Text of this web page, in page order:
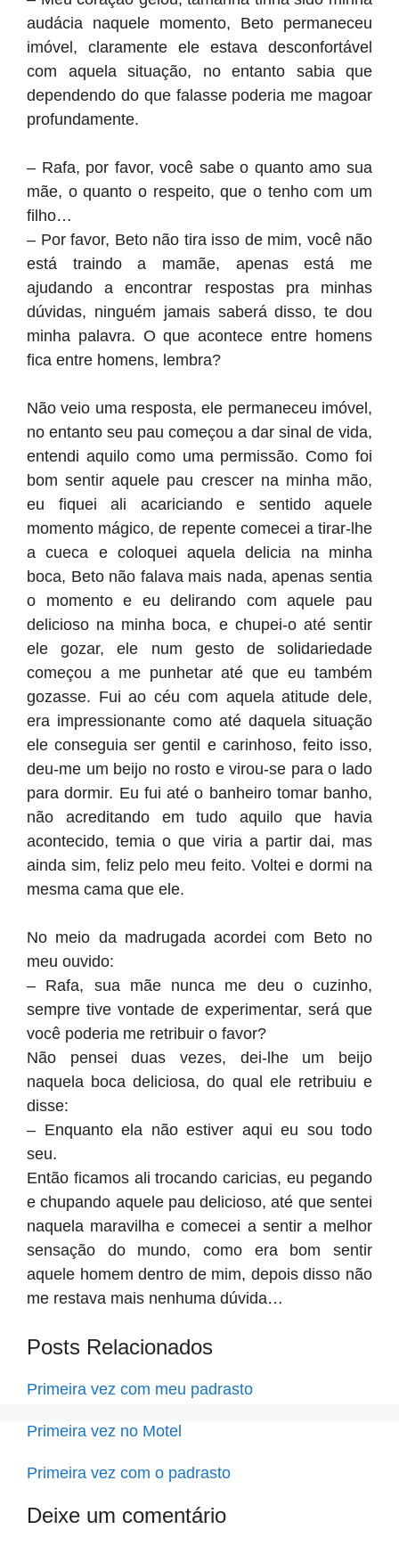
audácia naquele momento, Beto permaneceu
imóvel, claramente ele estava desconfortável
com aquela situação, no entanto sabia que
dependendo do que falasse poderia me magoar
profundamente.
– Rafa, por favor, você sabe o quanto amo sua
mãe, o quanto o respeito, que o tenho com um
filho…
– Por favor, Beto não tira isso de mim, você não
está traindo a mamãe, apenas está me
ajudando a encontrar respostas pra minhas
dúvidas, ninguém jamais saberá disso, te dou
minha palavra. O que acontece entre homens
fica entre homens, lembra?
Não veio uma resposta, ele permaneceu imóvel,
no entanto seu pau começou a dar sinal de vida,
entendi aquilo como uma permissão. Como foi
bom sentir aquele pau crescer na minha mão,
eu fiquei ali acariciando e sentido aquele
momento mágico, de repente comecei a tirar-lhe
a cueca e coloquei aquela delicia na minha
boca, Beto não falava mais nada, apenas sentia
o momento e eu delirando com aquele pau
delicioso na minha boca, e chupei-o até sentir
ele gozar, ele num gesto de solidariedade
começou a me punhetar até que eu também
gozasse. Fui ao céu com aquela atitude dele,
era impressionante como até daquela situação
ele conseguia ser gentil e carinhoso, feito isso,
deu-me um beijo no rosto e virou-se para o lado
para dormir. Eu fui até o banheiro tomar banho,
não acreditando em tudo aquilo que havia
acontecido, temia o que viria a partir dai, mas
ainda sim, feliz pelo meu feito. Voltei e dormi na
mesma cama que ele.
No meio da madrugada acordei com Beto no
meu ouvido:
– Rafa, sua mãe nunca me deu o cuzinho,
sempre tive vontade de experimentar, será que
você poderia me retribuir o favor?
Não pensei duas vezes, dei-lhe um beijo
naquela boca deliciosa, do qual ele retribuiu e
disse:
– Enquanto ela não estiver aqui eu sou todo
seu.
Então ficamos ali trocando caricias, eu pegando
e chupando aquele pau delicioso, até que sentei
naquela maravilha e comecei a sentir a melhor
sensação do mundo, como era bom sentir
aquele homem dentro de mim, depois disso não
me restava mais nenhuma dúvida…
Posts Relacionados
Primeira vez com meu padrasto
Primeira vez no Motel
Primeira vez com o padrasto
Deixe um comentário